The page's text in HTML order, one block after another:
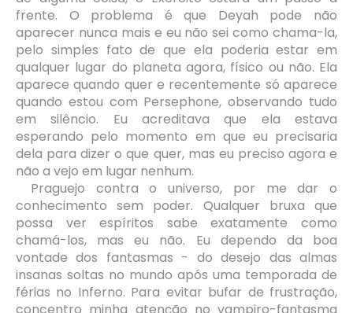
frente. O problema é que Deyah pode não
aparecer nunca mais e eu não sei como chama-la,
pelo simples fato de que ela poderia estar em
qualquer lugar do planeta agora, físico ou não. Ela
aparece quando quer e recentemente só aparece
quando estou com Persephone, observando tudo
em silêncio. Eu acreditava que ela estava
esperando pelo momento em que eu precisaria
dela para dizer o que quer, mas eu preciso agora e
não a vejo em lugar nenhum.
Praguejo contra o universo, por me dar o
conhecimento sem poder. Qualquer bruxa que
possa ver espíritos sabe exatamente como
chamá-los, mas eu não. Eu dependo da boa
vontade dos fantasmas - do desejo das almas
insanas soltas no mundo após uma temporada de
férias no Inferno. Para evitar bufar de frustração,